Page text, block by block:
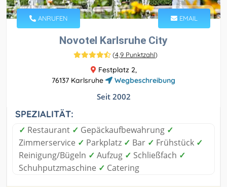
ANRUFEN EMAIL
Novotel Karlsruhe City
(4,9 Punktzahl)
Festplatz 2,
76137 Karlsruhe
Wegbeschreibung
Seit 2002
SPEZIALITÄT:
✓ Restaurant ✓ Gepäckaufbewahrung ✓
Zimmerservice ✓ Parkplatz ✓ Bar ✓ Frühstück ✓
Reinigung/Bügeln ✓ Aufzug ✓ Schließfach ✓
Schuhputzmaschine ✓ Catering